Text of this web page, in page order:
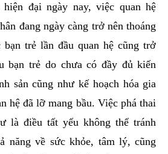
hiện đại ngày nay, việc quan hệ
đang ngày càng trở nên thoáng
trẻ lần đầu quan hệ cũng trở
bạn trẻ do chưa có đầy đủ kiến
sản cũng như kế hoạch hóa gia
hệ đã lỡ mang bầu. Việc phá thai
là điều tất yếu không thể tránh
năng về sức khỏe, tâm lý, cũng